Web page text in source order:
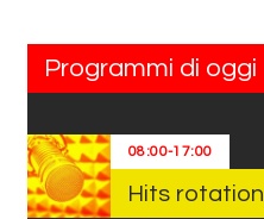
Programmi di oggi
08:00-17:00
Hits rotation